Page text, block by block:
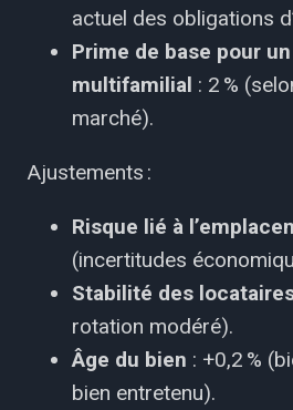
actuel des obligations
Prime de base pour
multifamilial : 2 %
marché).
Ajustements :
Risque lié à
(incertitudes
Stabilité des
rotation modéré).
Âge du bien : +0,2 %
bien entretenu).